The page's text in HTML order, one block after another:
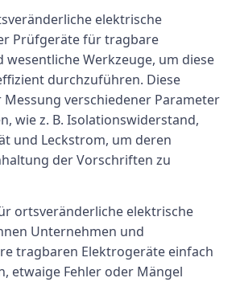
elektrische
Prüfgeräte für tragbare
wesentliche Werkzeuge, um diese
durchzuführen. Diese
Messung verschiedener Parameter
wie z. B. Isolationswiderstand,
und Leckstrom, um deren
der Vorschriften zu
ortsveränderliche elektrische
Unternehmen und
tragbaren Elektrogeräte einfach
etwaige Fehler oder Mängel